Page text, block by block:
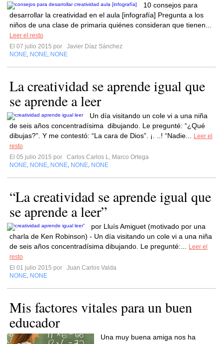
10 consejos para
desarrollar la creatividad en el aula [infografía] Pregunta a los
niños de una clase de primaria quiénes consideran que tienen...
Leer el resto
El 07 julio 2015 por
Javier Díaz Sánchez
NONE NONE NONE
La creatividad se aprende igual que
se aprende a leer
Un día visitando un cole vi a una niña
de seis años concentradísima dibujando. Le pregunté: “¿Qué
dibujas?”. Y me contestó: “La cara de Dios”. ¡. ..! “Nadie...
Leer el
resto
El 05 julio 2015 por
Carlos Carlos L, Marco Ortega
NONE NONE NONE NONE NONE
“La creatividad se aprende igual que
se aprende a leer”
por Lluís Amiguet (motivado por una
charla de Ken Robinson) - Un día visitando un cole vi a una niña
de seis años concentradísima dibujando. Le pregunté:...
Leer el
resto
El 01 julio 2015 por
Juan Carlos Valda
NONE NONE
Mis factores vitales para un buen
educador
Una muy buena amiga nos ha